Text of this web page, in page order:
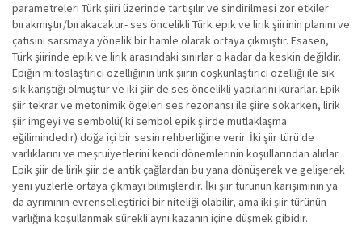
parametreleri Türk şiiri üzerinde tartışılır ve sindirilmesi zor etkiler
bırakmıştır/bırakacaktır- ses öncelikli Türk epik ve lirik şiirinin planını ve
çatısını sarsmaya yönelik bir hamle olarak ortaya çıkmıştır. Esasen,
Türk şiirinde epik ve lirik arasındaki sınırlar o kadar da keskin değildir.
Epiğin mitoslaştırıcı özelliğinin lirik şiirin coşkunlaştırıcı özelliği ile sık
sık karıştığı olmuştur ve iki şiir de ses öncelikli yapılarını kurarlar. Epik
şiir tekrar ve metonimik ögeleri ses rezonansı ile şiire sokarken, lirik
şiir imgeyi ve sembolü( ki sembol epik şiirde mutlaklaşma
eğilimindedir) doğa içi bir sesin rehberliğine verir. İki şiir türü de
varlıklarını ve meşruiyetlerini kendi dönemlerinin koşullarından alırlar.
Epik şiir de lirik şiir de antik çağlardan bu yana dönüşerek ve gelişerek
yeni yüzlerle ortaya çıkmayı bilmişlerdir. İki şiir türünün karışımının ya
da ayrımının evrenselleştirici bir niteliği olabilir, ama iki şiir türünün
varlığına koşullanmak sürekli aynı kazanın içine düşmek gibidir.